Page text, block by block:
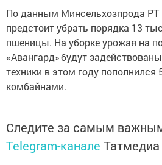
По данным Минсельхозпрода РТ
предстоит убрать порядка 13
пшеницы. На уборке урожая на
«Авангард» будут
техники в этом году
комбайнами.
Следите за самым
Telegram-канале Татмедиа